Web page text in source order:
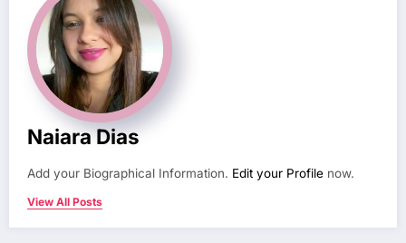
Naiara Dias
Add your Biographical Information. Edit your Profile now.
View All Posts